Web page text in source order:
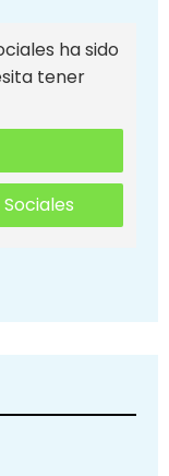
ha sido
tener